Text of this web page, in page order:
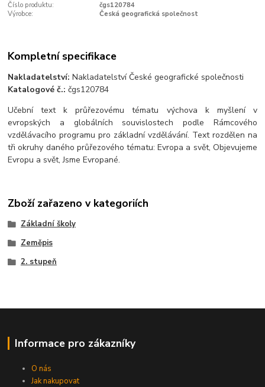
Číslo produktu:
čgs120784
Výrobce:
Česká geografická společnost
Kompletní specifikace
Nakladatelství:Nakladatelství České geografické společnosti
Katalogové č.: čgs120784
Učební text k průřezovému tématu výchova k myšlení v
evropských a globálních souvislostech podle Rámcového
vzdělávacího programu pro základní vzdělávání. Text rozdělen na
tři okruhy daného průřezového tématu: Evropa a svět, Objevujeme
Evropu a svět, Jsme Evropané.
Zboží zařazeno v kategoriích
Základní školy
Zeměpis
2. stupeň
Informace pro zákazníky
O nás
Jak nakupovat